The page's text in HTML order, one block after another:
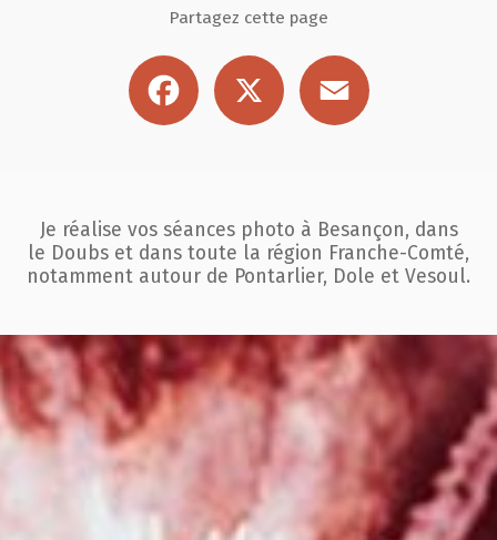
Partagez cette page
Facebook
Je réalise vos séances photo à Besançon, dans
le Doubs et dans toute la région Franche-Comté,
notamment autour de Pontarlier, Dole et Vesoul.